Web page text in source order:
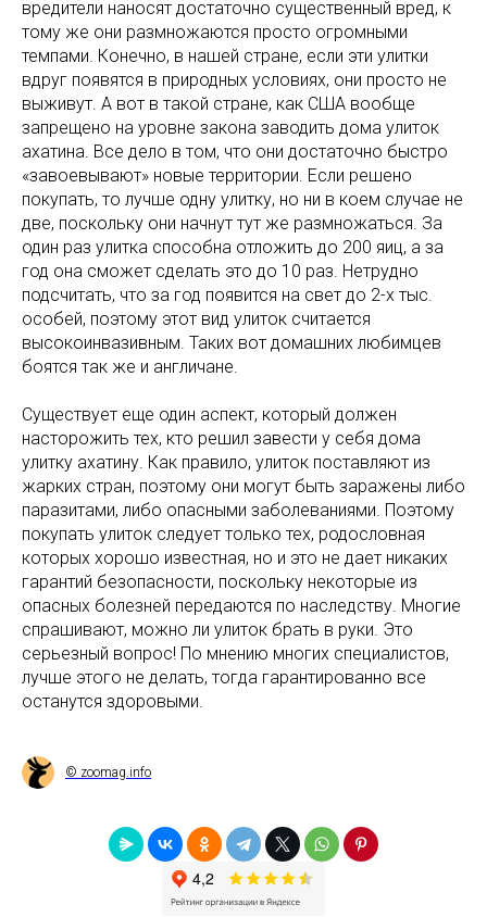
вредители наносят достаточно существенный вред, к
тому же они размножаются просто огромными
темпами. Конечно, в нашей стране, если эти улитки
вдруг появятся в природных условиях, они просто не
выживут. А вот в такой стране, как США вообще
запрещено на уровне закона заводить дома улиток
ахатина. Все дело в том, что они достаточно быстро
«завоевывают» новые территории. Если решено
покупать, то лучше одну улитку, но ни в коем случае не
две, поскольку они начнут тут же размножаться. За
один раз улитка способна отложить до 200 яиц, а за
год она сможет сделать это до 10 раз. Нетрудно
подсчитать, что за год появится на свет до 2-х тыс.
особей, поэтому этот вид улиток считается
высокоинвазивным. Таких вот домашних любимцев
боятся так же и англичане.
Существует еще один аспект, который должен
насторожить тех, кто решил завести у себя дома
улитку ахатину. Как правило, улиток поставляют из
жарких стран, поэтому они могут быть заражены либо
паразитами, либо опасными заболеваниями. Поэтому
покупать улиток следует только тех, родословная
которых хорошо известная, но и это не дает никаких
гарантий безопасности, поскольку некоторые из
опасных болезней передаются по наследству. Многие
спрашивают, можно ли улиток брать в руки. Это
серьезный вопрос! По мнению многих специалистов,
лучше этого не делать, тогда гарантированно все
останутся здоровыми.
© zoomag.info